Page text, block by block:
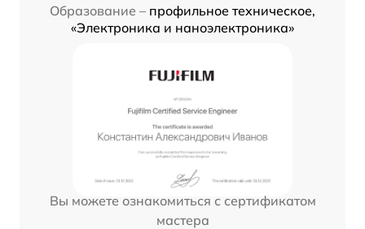
Образование – профильное техническое,
«Электроника и наноэлектроника»
Вы можете ознакомиться с сертификатом
мастера